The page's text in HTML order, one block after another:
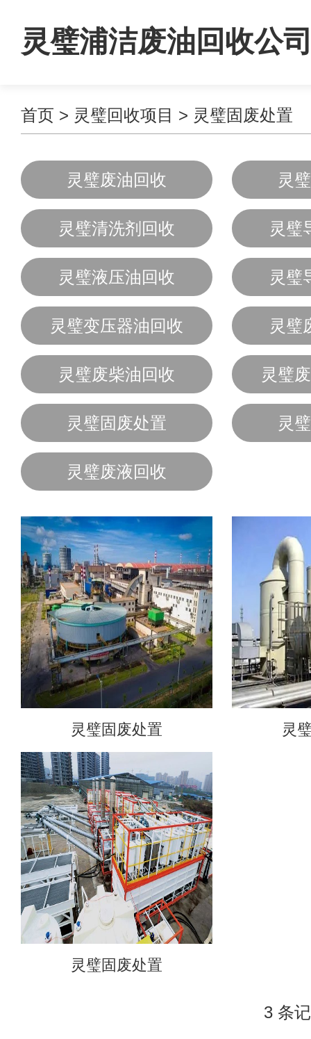
灵璧浦洁废油回收公
首页 > 灵璧回收项目 > 灵璧固废处置
灵璧废油回收 灵
灵璧清洗剂回收 灵璧
灵璧液压油回收 灵璧
灵璧变压器油回收 灵璧
灵璧废柴油回收 灵璧
灵璧固废处置 灵
灵璧废液回收
灵璧固废处置 灵
灵璧固废处置
3 条